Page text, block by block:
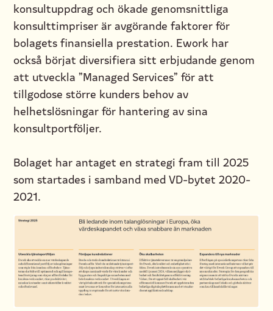
konsultuppdrag och ökade genomsnittliga
konsulttimpriser är avgörande faktorer för
bolagets finansiella prestation. Ework har
också börjat diversifiera sitt erbjudande genom
att utveckla ”Managed Services” för att
tillgodose större kunders behov av
helhetslösningar för hantering av sina
konsultportföljer.
Bolaget har antaget en strategi fram till 2025
som startades i samband med VD-bytet 2020-
2021.